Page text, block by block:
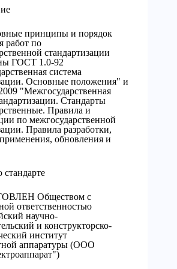
принципы и порядок
работ по
стандартизации
ГОСТ 1.0-92
система
Основные положения" и
"Межгосударственная
Стандарты
Правила и
по межгосударственной
Правила разработки,
обновления и
стандарте
Обществом с
ответственностью
научно-
и конструкторско-
институт
аппаратуры (ООО